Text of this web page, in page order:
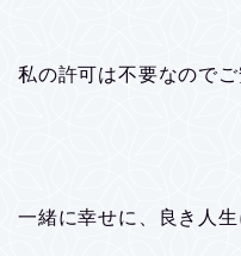
私の許可は不要なのでご
一緒に幸せに、良き人